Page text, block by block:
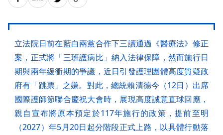
立法院日前在藍白兩黨合作下三讀通過《醫療法》修正
案，正式將「三班護病比」納入法律保障，然而施行日
期與兩年緩衝期的爭議，近日引發護理團體高度質疑政
府有「跳票」之嫌。對此，總統賴清德今（12日）出席
國際護師節聯合慶祝大會時，展現高度誠意直球回應，
親自宣布將原本預定於117年施行的政策，提前至明
（2027）年5月20日起分階段正式上路，以具體行動落